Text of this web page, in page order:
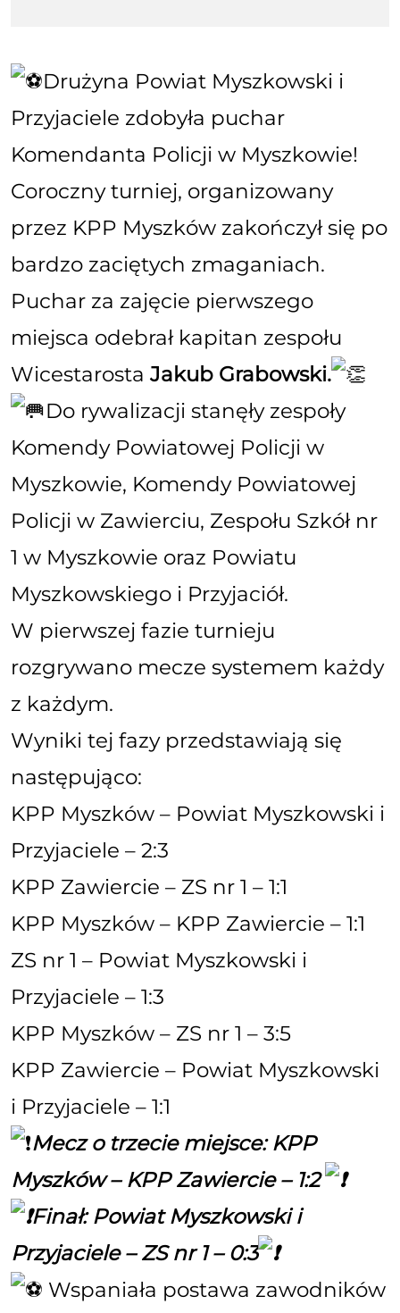
Drużyna Powiat Myszkowski i
Przyjaciele zdobyła puchar
Komendanta Policji w Myszkowie!
Coroczny turniej, organizowany
przez KPP Myszków zakończył się po
bardzo zaciętych zmaganiach.
Puchar za zajęcie pierwszego
miejsca odebrał kapitan zespołu
WicestarostaJakub Grabowski.
Do rywalizacji stanęły zespoły
Komendy Powiatowej Policji w
Myszkowie, Komendy Powiatowej
Policji w Zawierciu, Zespołu Szkół nr
1 w Myszkowie oraz Powiatu
Myszkowskiego i Przyjaciół.
W pierwszej fazie turnieju
rozgrywano mecze systemem każdy
z każdym.
Wyniki tej fazy przedstawiają się
następująco:
KPP Myszków – Powiat Myszkowski i
Przyjaciele – 2:3
KPP Zawiercie – ZS nr 1 – 1:1
KPP Myszków – KPP Zawiercie – 1:1
ZS nr 1 – Powiat Myszkowski i
Przyjaciele – 1:3
KPP Myszków – ZS nr 1 – 3:5
KPP Zawiercie – Powiat Myszkowski
i Przyjaciele – 1:1
Mecz o trzecie miejsce: KPP
Myszków – KPP Zawiercie – 1:2
Finał: Powiat Myszkowski i
Przyjaciele – ZS nr 1 – 0:3
Wspaniała postawa zawodników